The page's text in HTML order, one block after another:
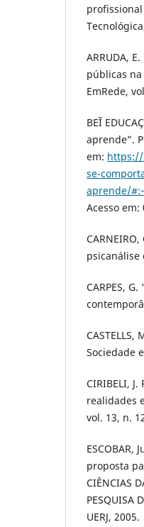
ARRUDA,
públicas
EmRede,
BEĨ
aprende”.
em: https://
se-
aprende/
Acesso
psicanálise
CARPES,
Sociedade
CIRIBELI,
realidades
vol. 13, n.
proposta
CIÊNCIAS
PESQUISA
UERJ, 2005.